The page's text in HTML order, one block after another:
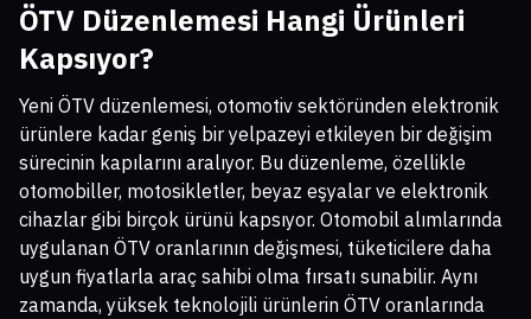
ÖTV Düzenlemesi Hangi Ürünleri
Kapsıyor?
Yeni ÖTV düzenlemesi, otomotiv sektöründen elektronik
ürünlere kadar geniş bir yelpazeyi etkileyen bir değişim
sürecinin kapılarını aralıyor. Bu düzenleme, özellikle
otomobiller, motosikletler, beyaz eşyalar ve elektronik
cihazlar gibi birçok ürünü kapsıyor. Otomobil alımlarında
uygulanan ÖTV oranlarının değişmesi, tüketicilere daha
uygun fiyatlarla araç sahibi olma fırsatı sunabilir. Aynı
zamanda, yüksek teknolojili ürünlerin ÖTV oranlarında